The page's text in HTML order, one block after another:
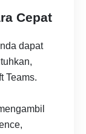
Cepat
dapat
Teams.